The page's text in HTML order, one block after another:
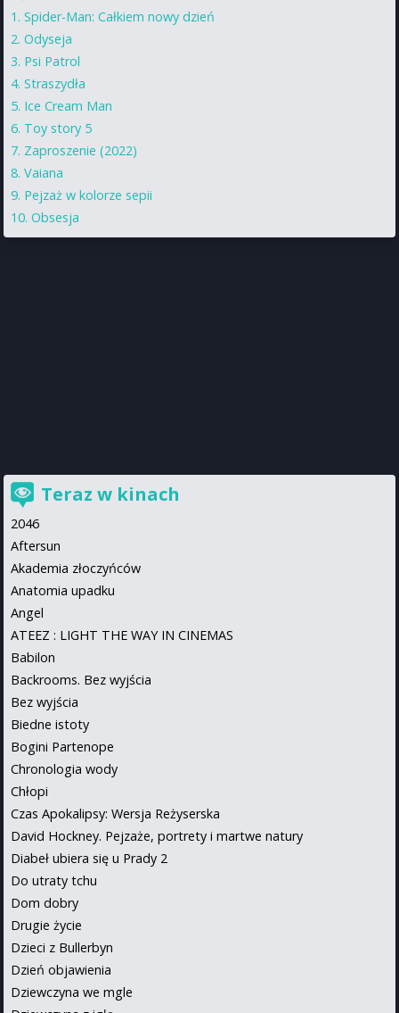
Spider-Man: Całkiem nowy dzień
Odyseja
Psi Patrol
Straszydła
Ice Cream Man
Toy story 5
Zaproszenie (2022)
Vaiana
Pejzaż w kolorze sepii
Obsesja
Teraz w kinach
2046
Aftersun
Akademia złoczyńców
Anatomia upadku
Angel
ATEEZ : LIGHT THE WAY IN CINEMAS
Babilon
Backrooms. Bez wyjścia
Bez wyjścia
Biedne istoty
Bogini Partenope
Chronologia wody
Chłopi
Czas Apokalipsy: Wersja Reżyserska
David Hockney. Pejzaże, portrety i martwe natury
Diabeł ubiera się u Prady 2
Do utraty tchu
Dom dobry
Drugie życie
Dzieci z Bullerbyn
Dzień objawienia
Dziewczyna we mgle